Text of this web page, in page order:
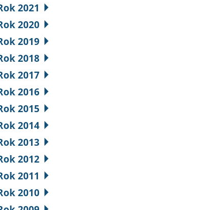
2021
2020
2019
2018
2017
2016
2015
2014
2013
2012
2011
2010